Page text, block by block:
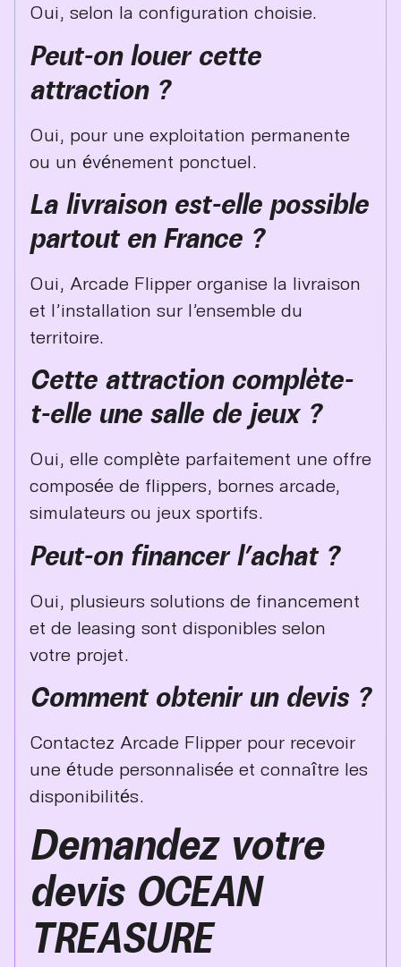
Oui, selon la configuration choisie.
Peut-on louer cette
attraction ?
Oui, pour une exploitation permanente
ou un événement ponctuel.
La livraison est-elle possible
partout en France ?
Oui, Arcade Flipper organise la livraison
et l’installation sur l’ensemble du
territoire.
Cette attraction complète-
t-elle une salle de jeux ?
Oui, elle complète parfaitement une offre
composée de flippers, bornes arcade,
simulateurs ou jeux sportifs.
Peut-on financer l’achat ?
Oui, plusieurs solutions de financement
et de leasing sont disponibles selon
votre projet.
Comment obtenir un devis ?
Contactez Arcade Flipper pour recevoir
une étude personnalisée et connaître les
disponibilités.
Demandez votre
devis OCEAN
TREASURE